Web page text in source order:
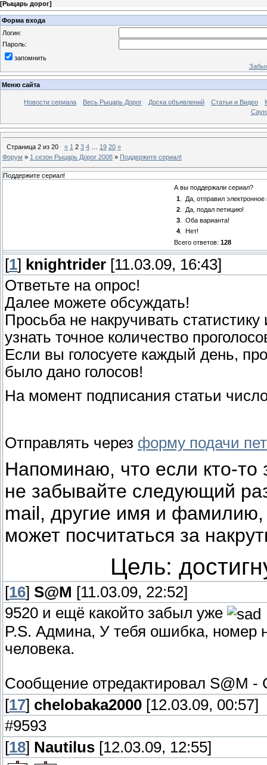
[Рыцарь дорог]
Форма входа
Логин:
Пароль:
запомнить
Меню сайта
Новости сериала Весь Рыцарь Дорог Доска объявлений Статьи и Видео
Страница 2 из 20 « 1 2 3 4 19 20 »
Форум » 1 сезон Рыцарь Дорог 2008 » Поддержите сериал!
Поддержите сериал!
А вы поддержали сериал?
1.
Да, отправил
2.
Да, подал петицию!
3.
Оба варианта!
4.
Нет!
Всего ответов: 128
[1] knightrider [11.03.09, 16:43]
Ответьте на опрос!
Далее можете обсуждать!
Просьба не накручивать
узнать точное количество
Если вы голосуете каждый день,
было дано голосов!
На момент подписания статьи
Отправлять через форму подачи
Напоминаю, что если кто-то
не забывайте следующий
mail, другие имя и фамилию,
может посчитаться за
Цель:
[16] S@M [11.03.09, 22:52]
9520 и ещё какойто забыл уже
P.S. Админа, У тебя ошибка,
человека.
Сообщение отредактировал S@M -
[17] chelobaka2000 [12.03.09, 00:57]
#9593
[18] Nautilus [12.03.09, 12:55]